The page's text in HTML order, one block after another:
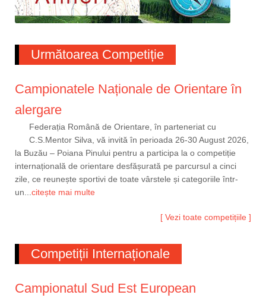
Următoarea Competiție
Campionatele Naționale de Orientare în
alergare
Federația Română de Orientare, în parteneriat cu
C.S.Mentor Silva, vă invită în perioada 26-30 August 2026,
la Buzău – Poiana Pinului pentru a participa la o competiție
internațională de orientare desfășurată pe parcursul a cinci
zile, ce reunește sportivi de toate vârstele și categoriile într-
un...citește mai multe
[ Vezi toate competițiile ]
Competiții Internaționale
Campionatul Sud Est European